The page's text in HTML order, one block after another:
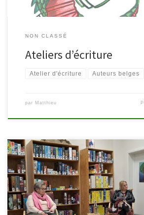
NON CLASSÉ
Ateliers d’écriture
Atelier d'écriture Auteurs belges
par Matthieu
En petit comité – mais en bonne compagnie
autrices sont venus partager le fruit de leur
de Malmedy. André-François Detry, ancien
germaniques et religion, est devenu sur la